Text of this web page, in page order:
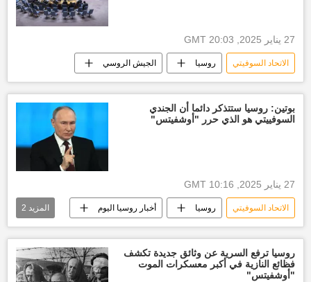
27 يناير 2025, 20:03 GMT
الاتحاد السوفيتي روسيا الجيش الروسي
بوتين: روسيا ستتذكر دائما أن الجندي
السوفييتي هو الذي حرر "أوشفيتس"
27 يناير 2025, 10:16 GMT
الاتحاد السوفيتي روسيا أخبار روسيا اليوم
الجيش الروسي العالم
المزيد 2
روسيا ترفع السرية عن وثائق جديدة تكشف
فظائع النازية في أكبر معسكرات الموت
"أوشفيتس"